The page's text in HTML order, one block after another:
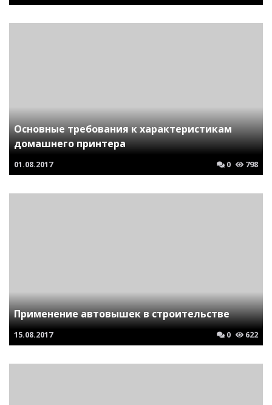
Основные требования к характеристикам
домашнего принтера
01.08.2017 0 798
Применение автовышек в строительстве
15.08.2017 0 622